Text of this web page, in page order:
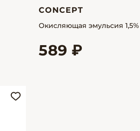
CONCEPT
Окисляющая эмульсия 1,5%
589 ₽